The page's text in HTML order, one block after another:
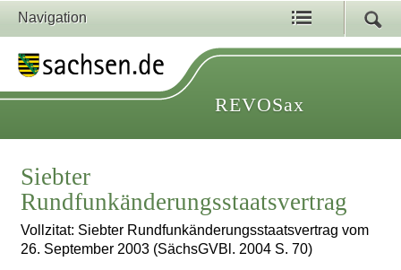
Navigation
REVOSax
Siebter
Rundfunkänderungsstaatsvertrag
Vollzitat: Siebter Rundfunkänderungsstaatsvertrag vom
26. September 2003 (SächsGVBl. 2004 S. 70)